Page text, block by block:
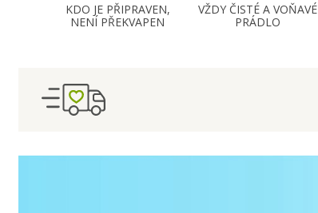
KDO JE PŘIPRAVEN,
NENÍ PŘEKVAPEN
VŽDY ČISTÉ A VOŇAVÉ
PRÁDLO